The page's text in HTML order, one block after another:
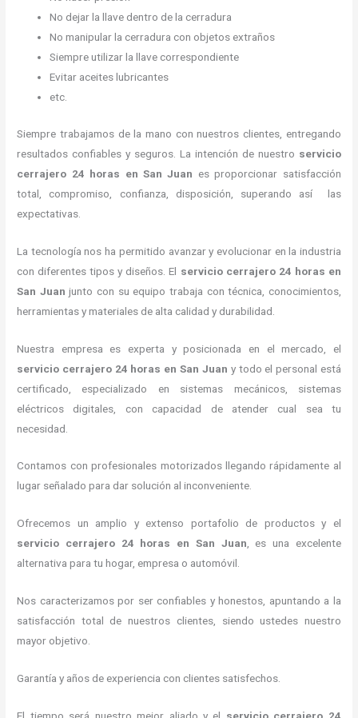
No dejar la llave dentro de la cerradura
No manipular la cerradura con objetos extraños
Siempre utilizar la llave correspondiente
Evitar aceites lubricantes
etc.
Siempre trabajamos de la mano con nuestros clientes, entregando
resultados confiables y seguros. La intención de nuestro servicio
cerrajero 24 horas en San Juan es proporcionar satisfacción
total, compromiso, confianza, disposición, superando así las
expectativas.
La tecnología nos ha permitido avanzar y evolucionar en la industria
con diferentes tipos y diseños. El servicio cerrajero 24 horas en
San Juan junto con su equipo trabaja con técnica, conocimientos,
herramientas y materiales de alta calidad y durabilidad.
Nuestra empresa es experta y posicionada en el mercado, el
servicio cerrajero 24 horas en San Juan y todo el personal está
certificado, especializado en sistemas mecánicos, sistemas
eléctricos digitales, con capacidad de atender cual sea tu
necesidad.
Contamos con profesionales motorizados llegando rápidamente al
lugar señalado para dar solución al inconveniente.
Ofrecemos un amplio y extenso portafolio de productos y el
servicio cerrajero 24 horas en San Juan, es una excelente
alternativa para tu hogar, empresa o automóvil.
Nos caracterizamos por ser confiables y honestos, apuntando a la
satisfacción total de nuestros clientes, siendo ustedes nuestro
mayor objetivo.
Garantía y años de experiencia con clientes satisfechos.